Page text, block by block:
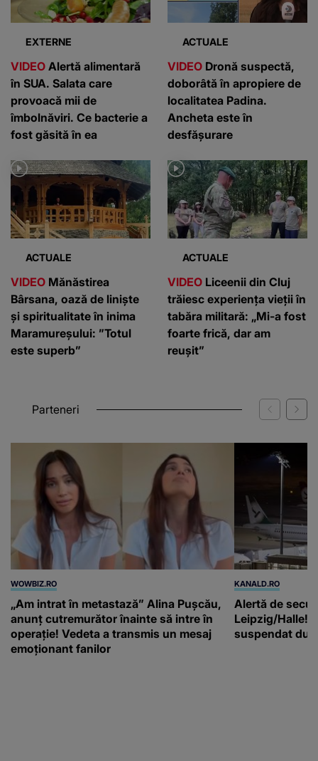
EXTERNE
VIDEO Alertă alimentară
în SUA. Salata care
provoacă mii de
îmbolnăviri. Ce bacterie a
fost găsită în ea
ACTUALE
VIDEO Dronă suspectă,
doborâtă în apropiere de
localitatea Padina.
Ancheta este în
desfășurare
ACTUALE
VIDEO Mănăstirea
Bârsana, oază de liniște
și spiritualitate în inima
Maramureșului: ”Totul
este superb”
ACTUALE
VIDEO Liceenii din Cluj
trăiesc experiența vieții în
tabăra militară: „Mi-a fost
foarte frică, dar am
reușit”
Parteneri
WOWBIZ.RO
„Am intrat în metastază” Alina Pușcău,
anunț cutremurător înainte să intre în
operație! Vedeta a transmis un mesaj
emoționant fanilor
KANALD.RO
Alertă de
Leipzig/Halle!
suspendat